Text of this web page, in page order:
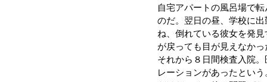
自宅アパートの風呂場で
のだ。翌日の昼、学校に
ね、倒れている彼女を発
が戻っても目が見えなか
それから８日間検査入院
レーションがあったとい